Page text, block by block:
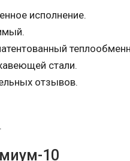
исполнение.
стали.
отзывов.
10